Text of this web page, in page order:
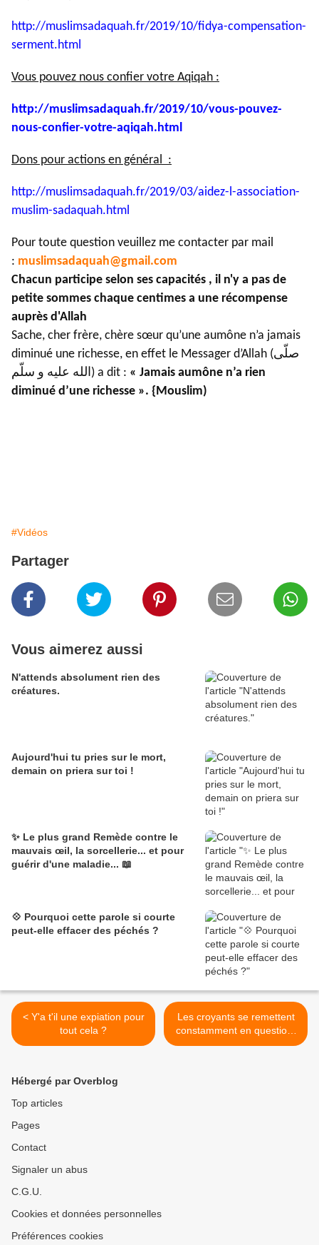
http://muslimsadaquah.fr/2019/10/fidya-compensation-
serment.html
Vous pouvez nous confier votre Aqiqah :
http://muslimsadaquah.fr/2019/10/vous-pouvez-
nous-confier-votre-aqiqah.html
Dons pour actions en général :
http://muslimsadaquah.fr/2019/03/aidez-l-association-
muslim-sadaquah.html
Pour toute question veuillez me contacter par mail
: muslimsadaquah@gmail.com
Chacun participe selon ses capacités , il n'y a pas de
petite sommes chaque centimes a une récompense
auprès d'Allah
Sache, cher frère, chère sœur qu’une aumône n’a jamais
diminué une richesse, en effet le Messager d’Allah (صلّى
الله عليه و سلّم) a dit : « Jamais aumône n’a rien
diminué d’une richesse ». {Mouslim)
#Vidéos
Partager
Vous aimerez aussi
N'attends absolument rien des
créatures.
Aujourd'hui tu pries sur le mort,
demain on priera sur toi !
✨ Le plus grand Remède contre le
mauvais œil, la sorcellerie... et pour
guérir d'une maladie... 📖
💠 Pourquoi cette parole si courte
peut-elle effacer des péchés ?
< Y'a t'il une expiation pour
tout cela ?
Les croyants se remettent
constamment en question.
>
Hébergé par Overblog
Top articles
Pages
Contact
Signaler un abus
C.G.U.
Cookies et données personnelles
Préférences cookies